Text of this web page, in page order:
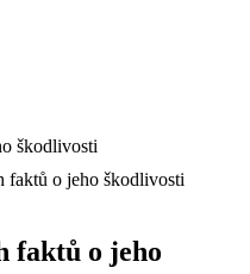
faktů o jeho škodlivosti
faktů o jeho